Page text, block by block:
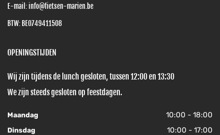
E-mail: info@fietsen-marien.be
BTW: BE0749411508
OPENINGSTIJDEN
Wij zijn tijdens de lunch gesloten, tussen 12:00 en 13:30
We zijn steeds gesloten op feestdagen.
Maandag 10:00 - 18:00
Dinsdag 10:00 - 17:00